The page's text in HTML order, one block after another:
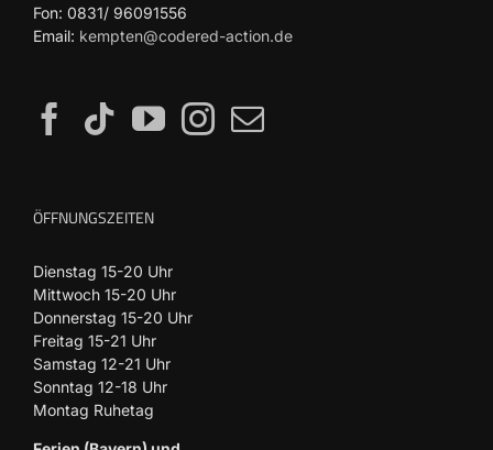
Fon: 0831/ 96091556
Email: kempten@codered-action.de
ÖFFNUNGSZEITEN
Dienstag 15-20 Uhr
Mittwoch 15-20 Uhr
Donnerstag 15-20 Uhr
Freitag 15-21 Uhr
Samstag 12-21 Uhr
Sonntag 12-18 Uhr
Montag Ruhetag